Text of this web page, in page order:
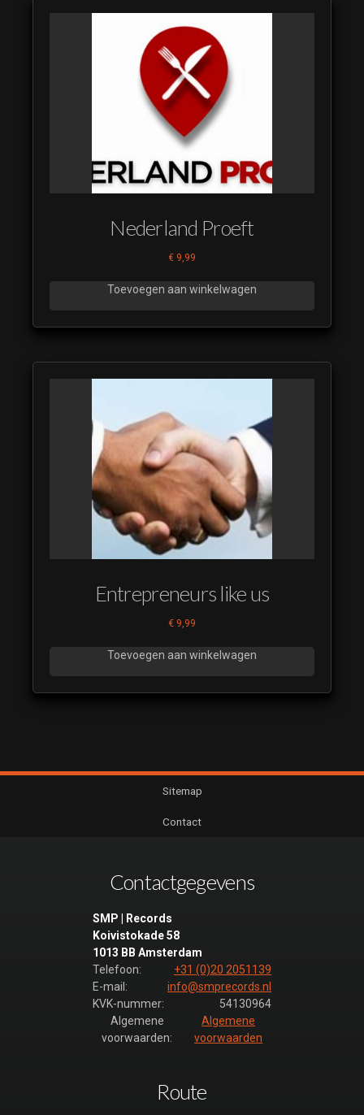
Nederland Proeft
€ 9,99
Toevoegen aan winkelwagen
Entrepreneurs like us
€ 9,99
Toevoegen aan winkelwagen
Sitemap
Contact
Contactgegevens
SMP | Records
Koivistokade 58
1013 BB Amsterdam
Telefoon:
+31 (0)20 2051139
E-mail:
info@smprecords.nl
KVK-nummer:
54130964
Algemene
voorwaarden:
Algemene
voorwaarden
Route